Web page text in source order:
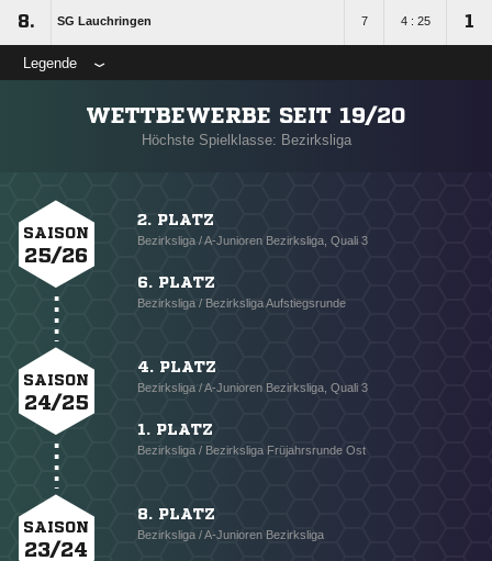
8. SG Lauchringen 7 4 : 25 1
Legende
WETTBEWERBE SEIT 19/20
Höchste Spielklasse: Bezirksliga
SAISON
25/26
2. PLATZ
Bezirksliga / A-Junioren Bezirksliga, Quali 3
6. PLATZ
Bezirksliga / Bezirksliga Aufstiegsrunde
SAISON
24/25
4. PLATZ
Bezirksliga / A-Junioren Bezirksliga, Quali 3
1. PLATZ
Bezirksliga / Bezirksliga Früjahrsrunde Ost
SAISON
23/24
8. PLATZ
Bezirksliga / A-Junioren Bezirksliga